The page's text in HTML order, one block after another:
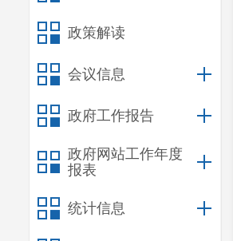
政策解读
会议信息
政府工作报告
政府网站工作年度
报表
统计信息